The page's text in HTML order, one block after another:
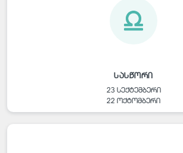
სასწორი
23 სექტემბერი
22 ოქტომბერი